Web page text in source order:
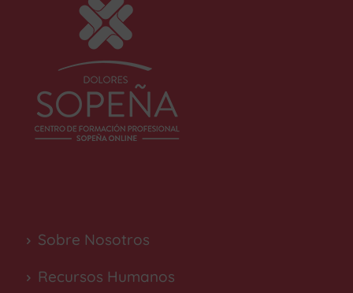
Sobre Nosotros
Recursos Humanos